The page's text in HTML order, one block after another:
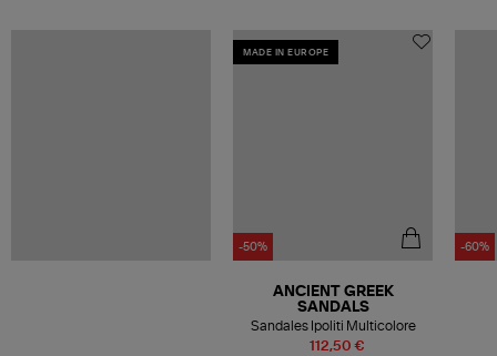
MADE IN EUROPE
-50%
112,50 €
ANCIENT GREEK
SANDALS
Sandales Ipoliti Multicolore
-60%